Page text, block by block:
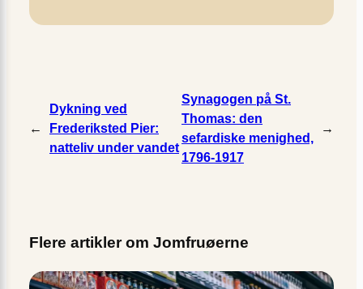
←
Dykning ved
Frederiksted Pier:
natteliv under vandet
Synagogen på St.
Thomas: den
sefardiske menighed,
1796-1917
→
Flere artikler om Jomfruøerne